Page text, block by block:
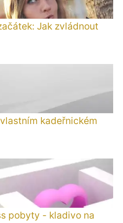
Jak zvládnout
kadeřnickém
pobyty - kladivo na